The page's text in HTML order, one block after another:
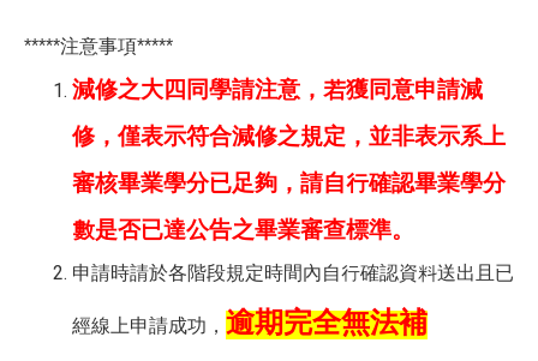
*****注意事項*****
減修之大四同學請注意，若獲同意申請減
修，僅表示符合減修之規定，並非表示系上
審核畢業學分已足夠，請自行確認畢業學分
數是否已達公告之畢業審查標準。
申請時請於各階段規定時間內自行確認資料送出且已
經線上申請成功， 逾期完全無法補